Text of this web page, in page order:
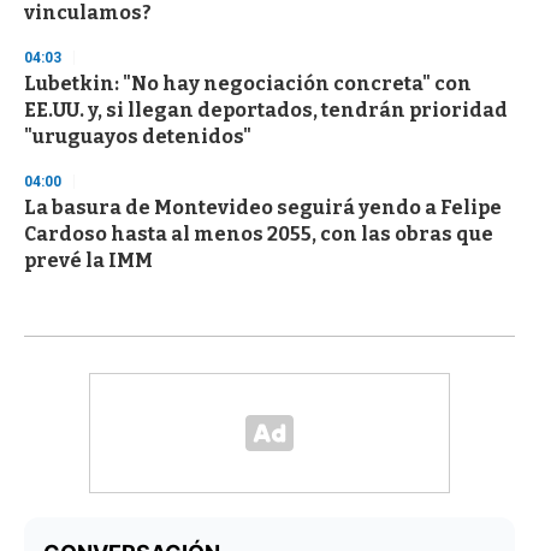
vinculamos?
04:03
Lubetkin: "No hay negociación concreta" con
EE.UU. y, si llegan deportados, tendrán prioridad
"uruguayos detenidos"
04:00
La basura de Montevideo seguirá yendo a Felipe
Cardoso hasta al menos 2055, con las obras que
prevé la IMM